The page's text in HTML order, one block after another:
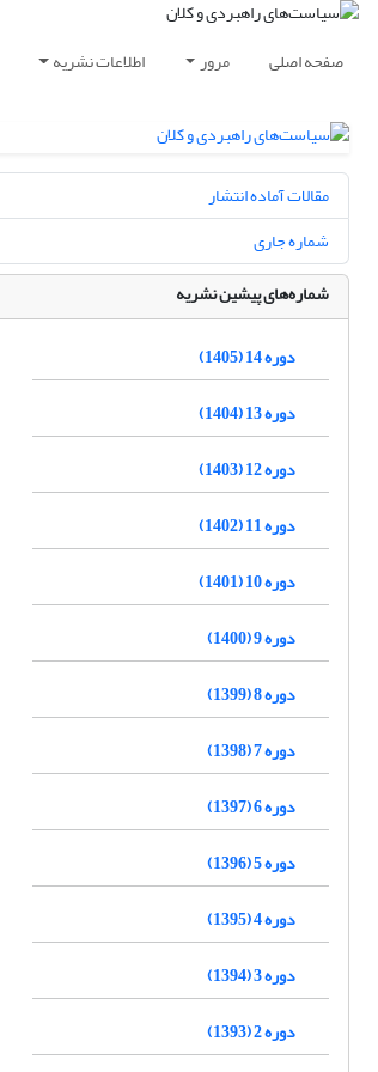
صفحه اصلی مرور اطلاعات نشریه
مقالات آماده انتشار
شماره جاری
شماره‌های پیشین نشریه
دوره 14 (1405)
دوره 13 (1404)
دوره 12 (1403)
دوره 11 (1402)
دوره 10 (1401)
دوره 9 (1400)
دوره 8 (1399)
دوره 7 (1398)
دوره 6 (1397)
دوره 5 (1396)
دوره 4 (1395)
دوره 3 (1394)
دوره 2 (1393)